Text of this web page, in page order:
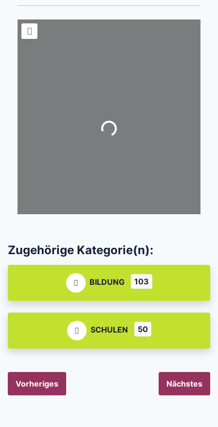
Wird geladen …
Zugehörige Kategorie(n):
BILDUNG 103
SCHULEN 50
Vorheriges Nächstes